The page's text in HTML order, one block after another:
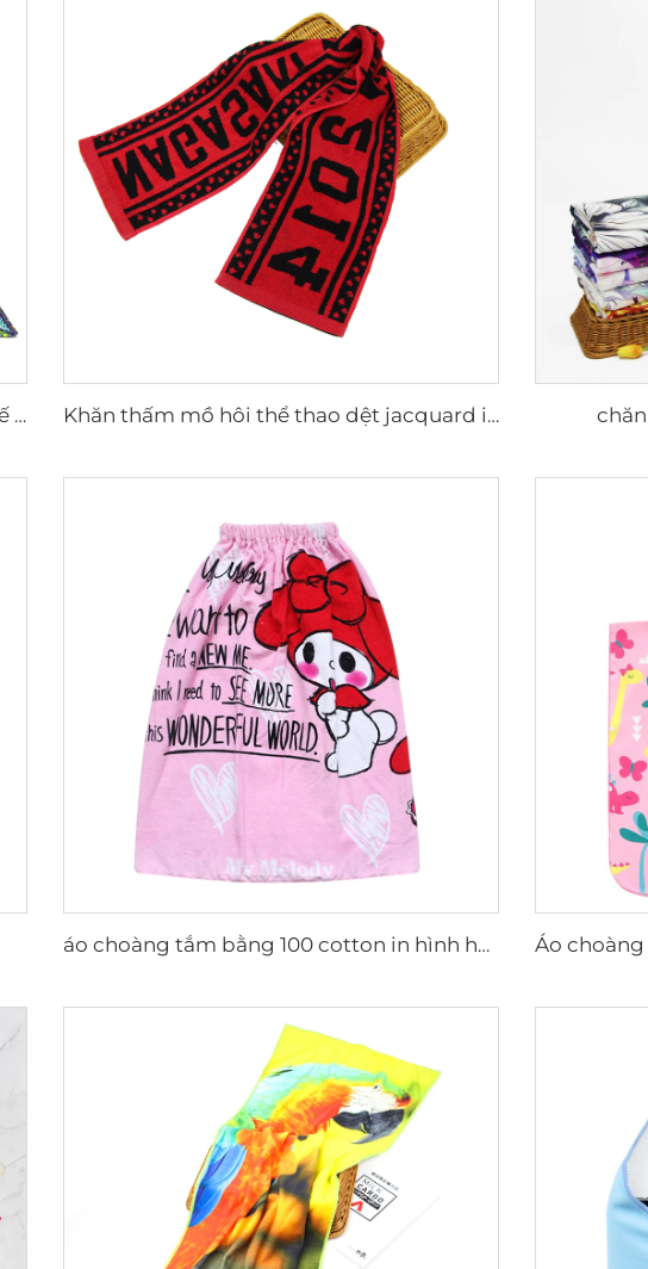
Khăn bãi biển in họa tiết hình học thiết kế riêng cao cấp 100% cotton bán buôn Khăn thấm mồ hôi thể thao dệt jacquard in logo tùy chỉnh
áo choàng tắm bằng 100 cotton in hình hoạt hình kỹ thuật số